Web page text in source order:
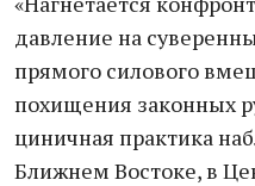
давление на
прямого силового
похищения законных
циничная практика
Ближнем Востоке, в